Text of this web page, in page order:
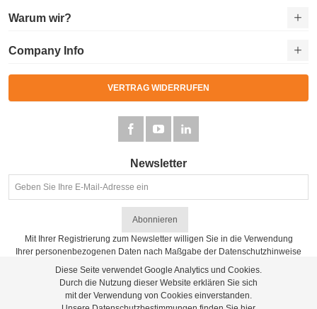
Warum wir?
Company Info
VERTRAG WIDERRUFEN
Newsletter
Abonnieren
Mit Ihrer Registrierung zum Newsletter willigen Sie in die Verwendung
Ihrer personenbezogenen Daten nach Maßgabe der Datenschutzhinweise
Diese Seite verwendet Google Analytics und Cookies.
Durch die Nutzung dieser Website erklären Sie sich
mit der Verwendung von Cookies einverstanden.